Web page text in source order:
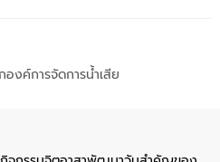
องค์การจัดการน้ำเสีย